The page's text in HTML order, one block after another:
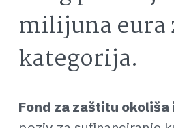
milijuna eura
kategorija.
Fond za zaštitu